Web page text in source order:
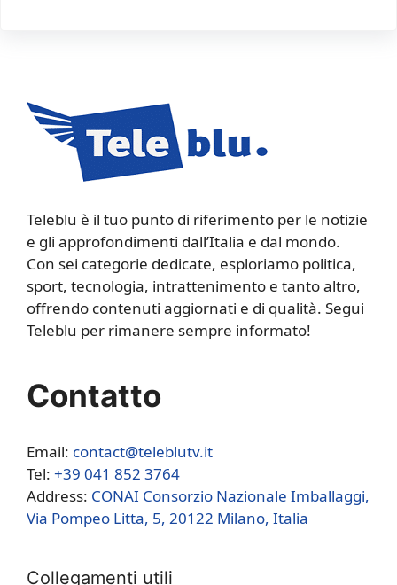
Teleblu è il tuo punto di riferimento per le notizie
e gli approfondimenti dall’Italia e dal mondo.
Con sei categorie dedicate, esploriamo politica,
sport, tecnologia, intrattenimento e tanto altro,
offrendo contenuti aggiornati e di qualità. Segui
Teleblu per rimanere sempre informato!
Contatto
Email: contact@teleblutv.it
Tel: +39 041 852 3764
Address: CONAI Consorzio Nazionale Imballaggi,
Via Pompeo Litta, 5, 20122 Milano, Italia
Collegamenti utili